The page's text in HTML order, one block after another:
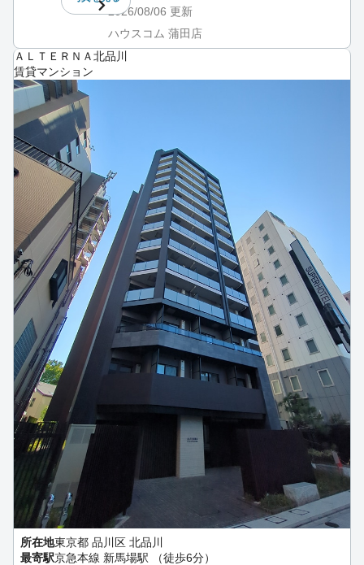
2026/08/06 更新
ハウスコム 蒲田店
ＡＬＴＥＲＮＡ北品川
賃貸マンション
所在地東京都 品川区 北品川
最寄駅京急本線 新馬場駅 （徒歩6分）